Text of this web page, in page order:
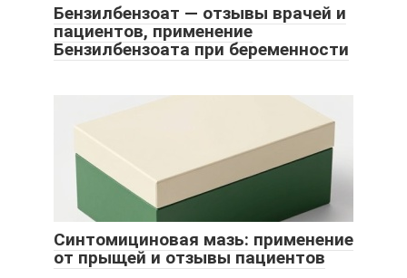
Бензилбензоат — отзывы врачей и
пациентов, применение
Бензилбензоата при беременности
Синтомициновая мазь: применение
от прыщей и отзывы пациентов